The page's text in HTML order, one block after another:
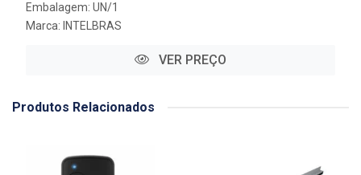
Embalagem: UN/1
Marca: INTELBRAS
VER PREÇO
Produtos Relacionados